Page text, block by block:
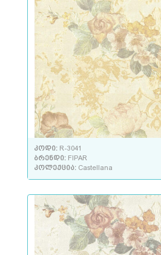
კოდი: R-3041
ბრენდი: FIPAR
კოლექცია: Castellana